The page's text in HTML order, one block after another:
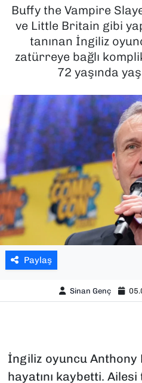
Buffy the Vampire
ve Little Britain gibi
tanınan İngiliz
zatürreye bağlı
72 yaşında
Paylaş
Sinan Genç
İngiliz oyuncu Anthony
hayatını kaybetti.
KÜLTÜR SANAT
MAGAZİN
POLİTİKA
SAĞLIK
SPOR
TEKNOLOJİ
YAŞAM
YEREL YÖNETİMLER
Son Dakika Haberleri
Haber Arşivi